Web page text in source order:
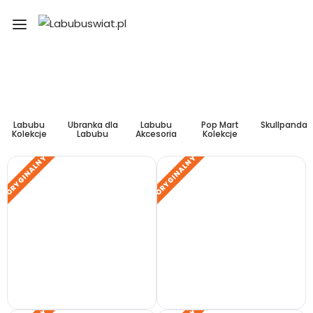
Labubu
Kolekcje
Ubranka dla
Labubu
Labubu
Akcesoria
Pop Mart
Kolekcje
Skullpanda
ORYGINALNY ORYGINALNY